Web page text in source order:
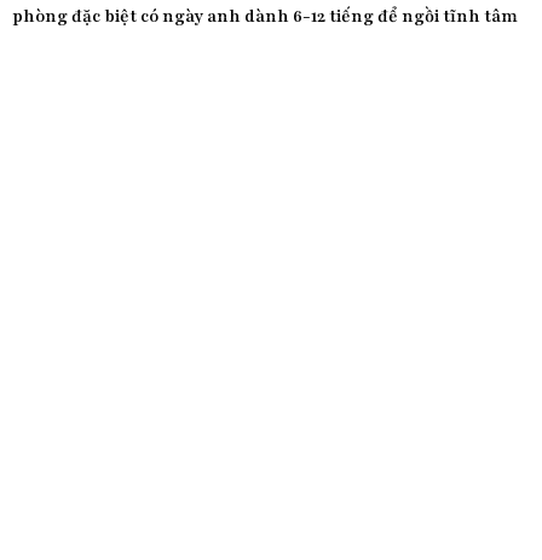
phòng đặc biệt có ngày anh dành 6-12 tiếng để ngồi tĩnh tâm